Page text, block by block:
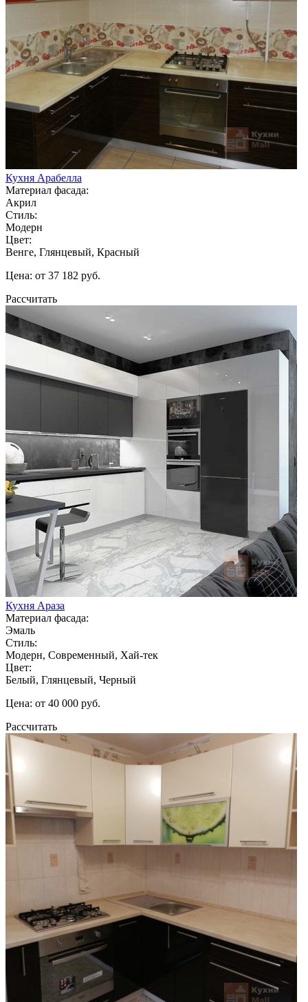
Кухня Арабелла
Материал фасада:
Акрил
Стиль:
Модерн
Цвет:
Венге, Глянцевый, Красный
Цена: от 37 182 руб.
Рассчитать
Кухня Араза
Материал фасада:
Эмаль
Стиль:
Модерн, Современный, Хай-тек
Цвет:
Белый, Глянцевый, Черный
Цена: от 40 000 руб.
Рассчитать